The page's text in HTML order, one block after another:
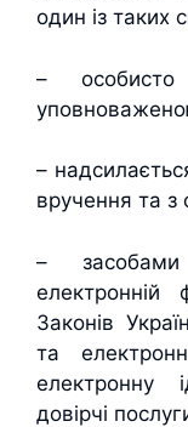
один із таких
– особисто
–
вручення та
– засобами
Законів
та
електронну
довірчі